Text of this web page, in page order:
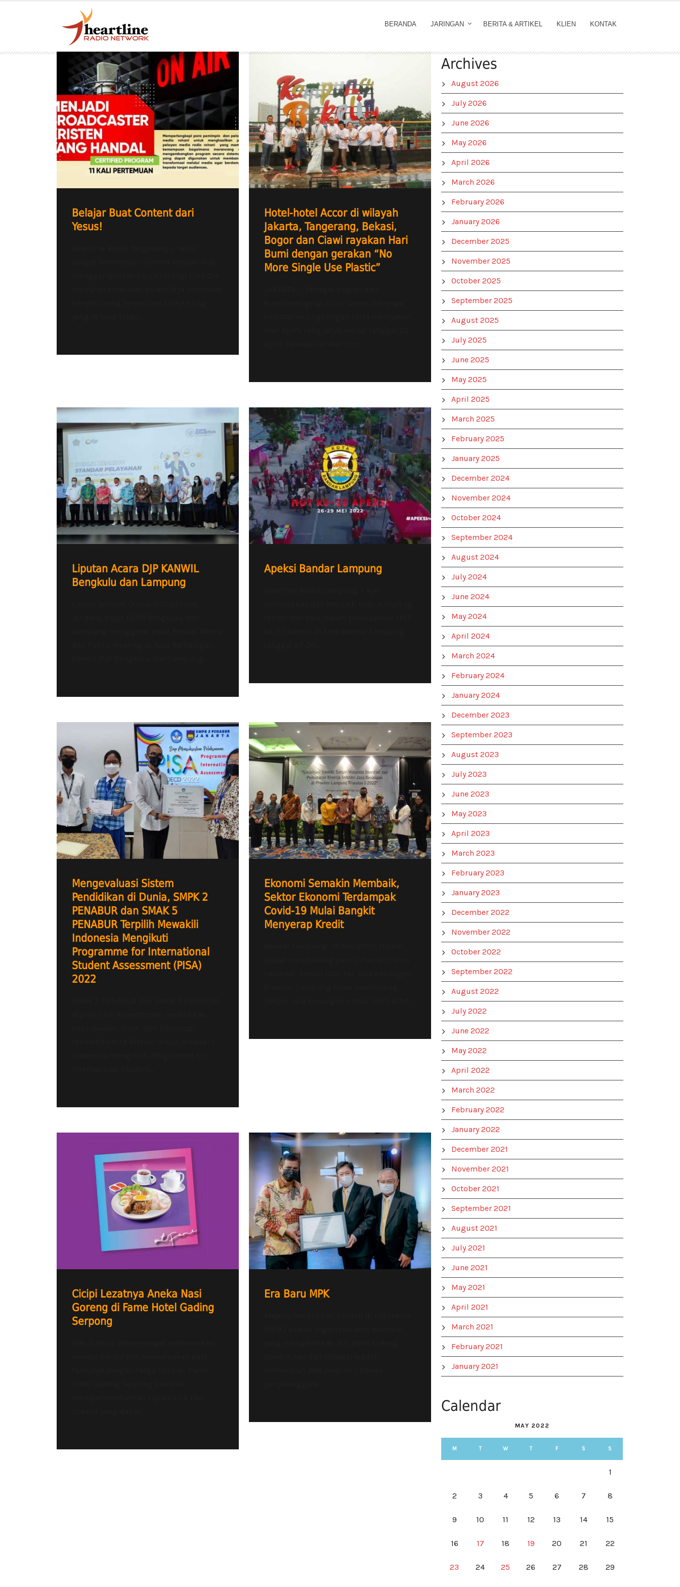
BERANDA JARINGAN BERITA & ARTIKEL KLIEN KONTAK
Belajar Buat Content dari
Yesus!
Hotel-hotel Accor di wilayah
Jakarta, Tangerang, Bekasi,
Bogor dan Ciawi rayakan Hari
Bumi dengan gerakan “No
More Single Use Plastic”
Liputan Acara DJP KANWIL
Bengkulu dan Lampung
Apeksi Bandar Lampung
Mengevaluasi Sistem
Pendidikan di Dunia, SMPK 2
PENABUR dan SMAK 5
PENABUR Terpilih Mewakili
Indonesia Mengikuti
Programme for International
Student Assessment (PISA)
2022
Ekonomi Semakin Membaik,
Sektor Ekonomi Terdampak
Covid-19 Mulai Bangkit
Menyerap Kredit
Cicipi Lezatnya Aneka Nasi
Goreng di Fame Hotel Gading
Serpong
Era Baru MPK
Archives
August 2026
July 2026
June 2026
May 2026
April 2026
March 2026
February 2026
January 2026
December 2025
November 2025
October 2025
September 2025
August 2025
July 2025
June 2025
May 2025
April 2025
March 2025
February 2025
January 2025
December 2024
November 2024
October 2024
September 2024
August 2024
July 2024
June 2024
May 2024
April 2024
March 2024
February 2024
January 2024
December 2023
September 2023
August 2023
July 2023
June 2023
May 2023
April 2023
March 2023
February 2023
January 2023
December 2022
November 2022
October 2022
September 2022
August 2022
July 2022
June 2022
May 2022
April 2022
March 2022
February 2022
January 2022
December 2021
November 2021
October 2021
September 2021
August 2021
July 2021
June 2021
May 2021
April 2021
March 2021
February 2021
January 2021
Calendar
MAY 2022
M T W T F S S
1
2 3 4 5 6 7 8
9 10 11 12 13 14 15
16 17 18 19 20 21 22
23 24 25 26 27 28 29